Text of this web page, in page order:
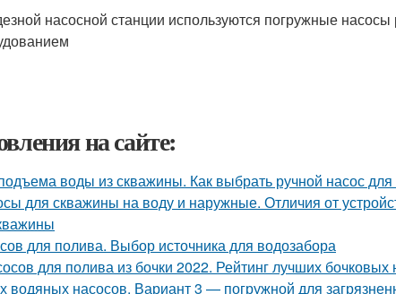
насосной станции используются погружные
на сайте:
воды из скважины. Как выбрать ручной насос
для скважины на воду и наружные. Отличия от
для полива. Выбор источника для водозабора
для полива из бочки 2022. Рейтинг лучших
водяных насосов. Вариант 3 — погружной для